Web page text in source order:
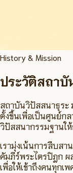
History & Mission
ประวัติสถา
สถาบันวิปัสสนาธุระ
ตั้งขึ้นเพื่อเป็นศูนย์ก
วิปัสสนากรรมฐานใ
เรามุ่งเน้นการสืบส
คัมภีร์พระไตรปิฎก
เพื่อให้เข้าถึงคนทุก